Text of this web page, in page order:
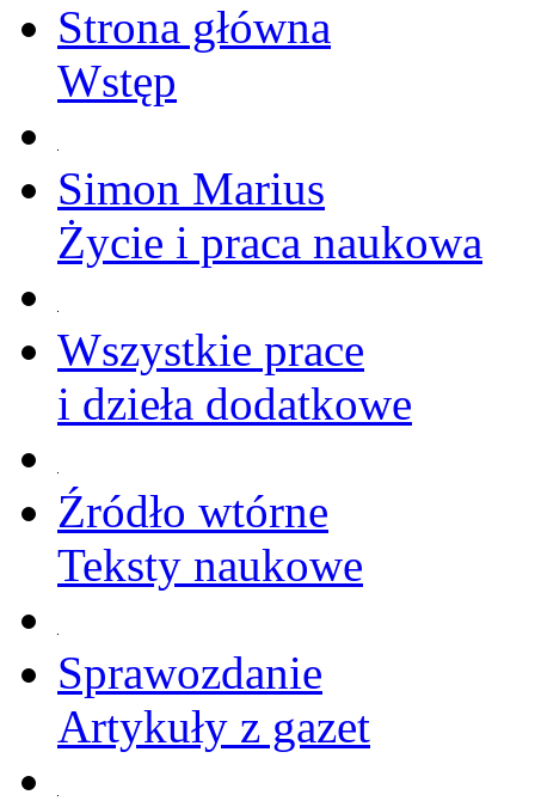
Strona główna
Wstęp
Simon Marius
Życie i praca naukowa
Wszystkie prace
i dzieła dodatkowe
Źródło wtórne
Teksty naukowe
Sprawozdanie
Artykuły z gazet